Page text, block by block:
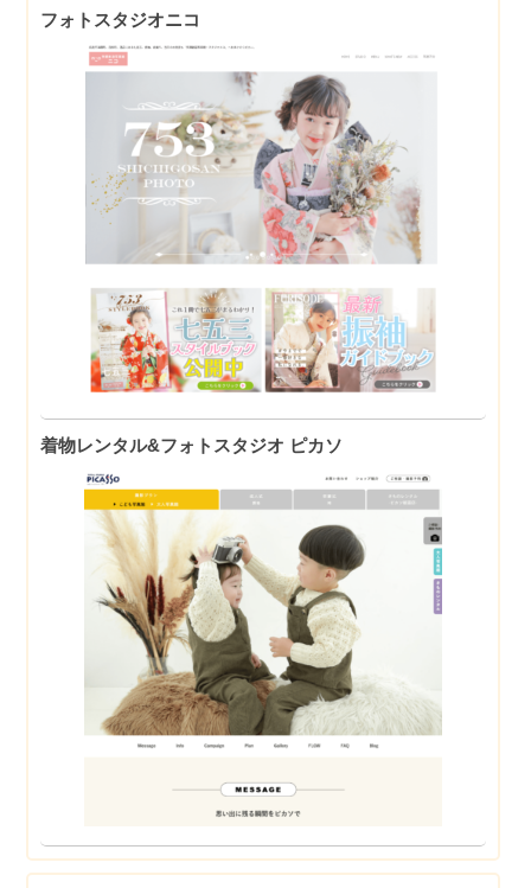
フォトスタジオニコ
着物レンタル&フォトスタジオ ピカソ